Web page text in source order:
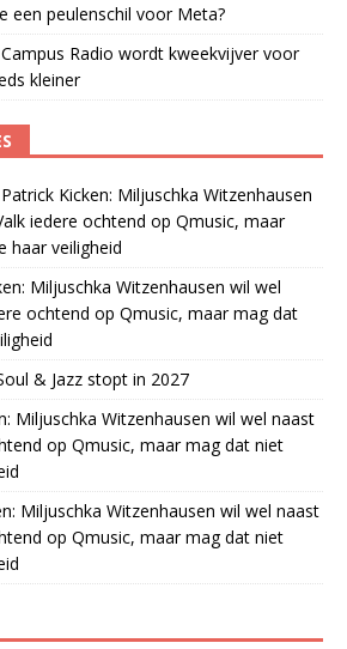
een peulenschil voor Meta?
Radio wordt kweekvijver voor
kleiner
Patrick Kicken: Miljuschka Witzenhausen
iedere ochtend op Qmusic, maar
haar veiligheid
Miljuschka Witzenhausen wil wel
ochtend op Qmusic, maar mag dat
& Jazz stopt in 2027
Miljuschka Witzenhausen wil wel naast
op Qmusic, maar mag dat niet
Miljuschka Witzenhausen wil wel naast
op Qmusic, maar mag dat niet